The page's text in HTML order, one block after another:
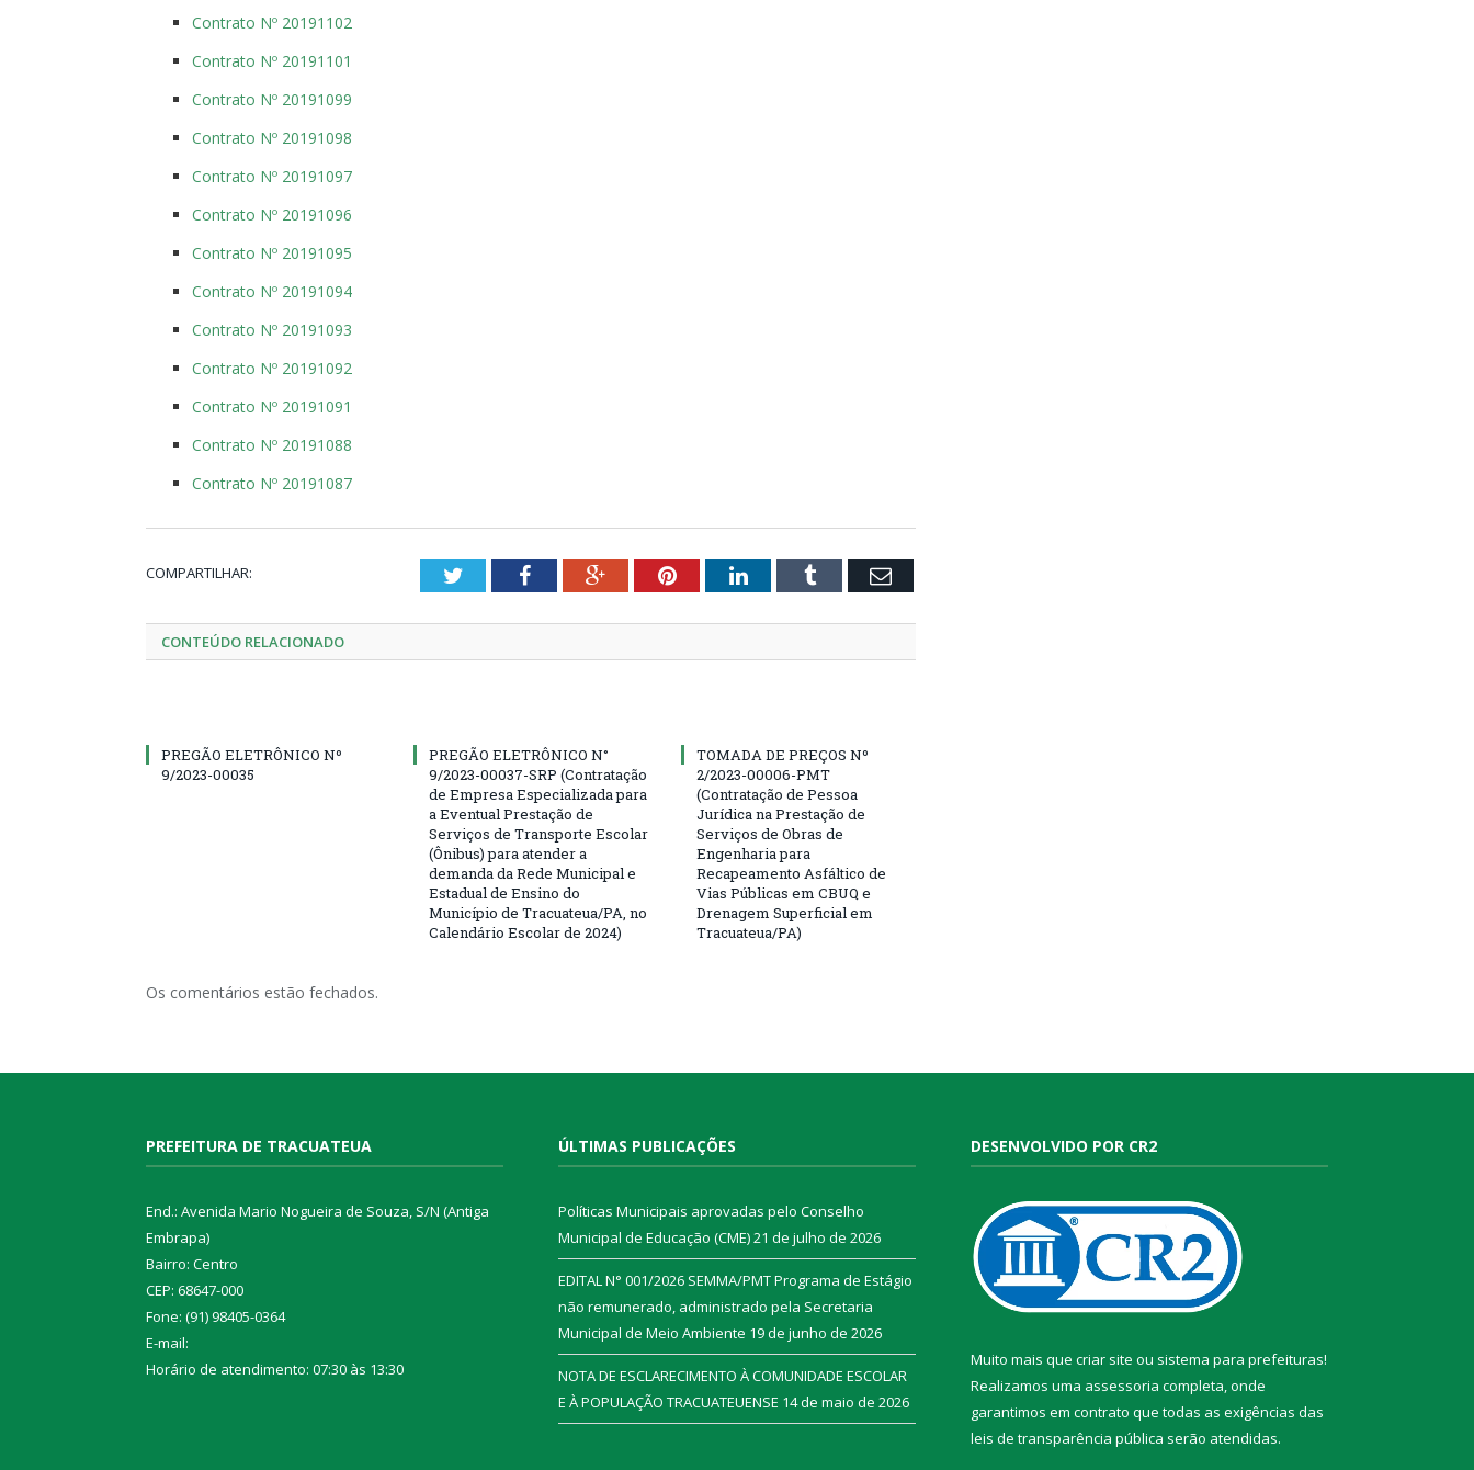
Contrato Nº 20191102
Contrato Nº 20191101
Contrato Nº 20191099
Contrato Nº 20191098
Contrato Nº 20191097
Contrato Nº 20191096
Contrato Nº 20191095
Contrato Nº 20191094
Contrato Nº 20191093
Contrato Nº 20191092
Contrato Nº 20191091
Contrato Nº 20191088
Contrato Nº 20191087
COMPARTILHAR: TwitterFacebookGoogle+PinterestLinkedInTumblr Email
CONTEÚDO RELACIONADO
PREGÃO ELETRÔNICO Nº
9/2023-00035
PREGÃO ELETRÔNICO N°
9/2023-00037-SRP (Contratação
de Empresa Especializada para
a Eventual Prestação de
Serviços de Transporte Escolar
(Ônibus) para atender a
demanda da Rede Municipal e
Estadual de Ensino do
Município de Tracuateua/PA, no
Calendário Escolar de 2024)
TOMADA DE PREÇOS Nº
2/2023-00006-PMT
(Contratação de Pessoa
Jurídica na Prestação de
Serviços de Obras de
Engenharia para
Recapeamento Asfáltico de
Vias Públicas em CBUQ e
Drenagem Superficial em
Tracuateua/PA)
Os comentários estão fechados.
PREFEITURA DE TRACUATEUA
End.: Avenida Mario Nogueira de Souza, S/N (Antiga
Embrapa)
Bairro: Centro
CEP: 68647-000
Fone: (91) 98405-0364
E-mail:
Horário de atendimento: 07:30 às 13:30
ÚLTIMAS PUBLICAÇÕES
Políticas Municipais aprovadas pelo Conselho
Municipal de Educação (CME)21 de julho de 2026
EDITAL N° 001/2026 SEMMA/PMT Programa de Estágio
não remunerado, administrado pela Secretaria
Municipal de Meio Ambiente 19 de junho de 2026
NOTA DE ESCLARECIMENTO À COMUNIDADE ESCOLAR
E À POPULAÇÃO TRACUATEUENSE 14 de maio de 2026
DESENVOLVIDO POR CR2
Muito mais que criar site ou sistema para prefeituras!
Realizamos uma assessoria completa, onde
garantimos em contrato que todas as exigências das
leis de transparência pública serão atendidas.